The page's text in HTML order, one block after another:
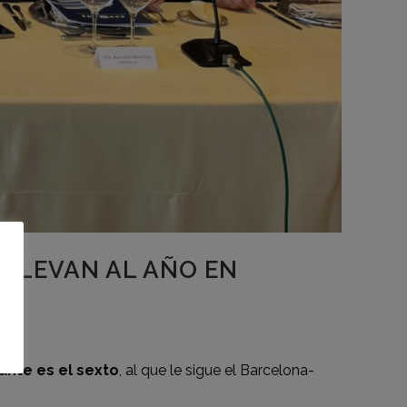
AL AÑO EN
es el sexto, al que le sigue el Barcelona-